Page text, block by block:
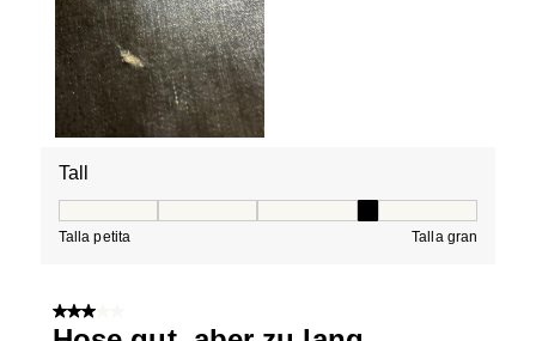
Tall
Talla petita Talla gran
3 de 5 estrelles.